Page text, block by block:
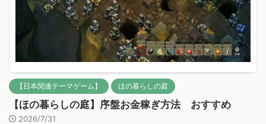
【日本関連テーマゲーム】 ほの暮らしの庭
【ほの暮らしの庭】序盤お金稼ぎ方法 おすすめ
2026/7/31